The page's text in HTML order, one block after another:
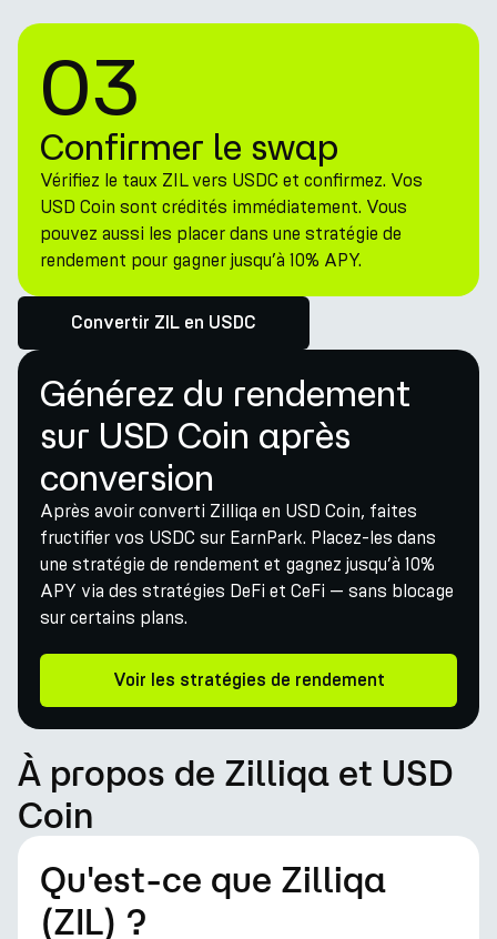
03
Confirmer le swap
Vérifiez le taux ZIL vers USDC et confirmez. Vos
USD Coin sont crédités immédiatement. Vous
pouvez aussi les placer dans une stratégie de
rendement pour gagner jusqu’à 10% APY.
Convertir ZIL en USDC
Générez du rendement
sur USD Coin après
conversion
Après avoir converti Zilliqa en USD Coin, faites
fructifier vos USDC sur EarnPark. Placez-les dans
une stratégie de rendement et gagnez jusqu’à 10%
APY via des stratégies DeFi et CeFi — sans blocage
sur certains plans.
Voir les stratégies de rendement
À propos de Zilliqa et USD
Coin
Qu'est-ce que Zilliqa
(ZIL) ?